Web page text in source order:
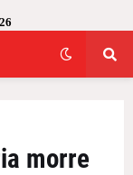
morre